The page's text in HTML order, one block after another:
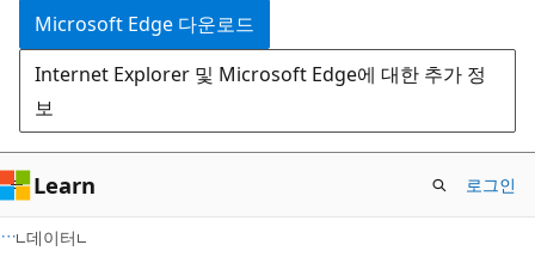
건
너
뛰
기
Microsoft Edge 다운로드
Internet Explorer 및 Microsoft Edge에 대한 추가 정
보
Learn 로그인
데이터